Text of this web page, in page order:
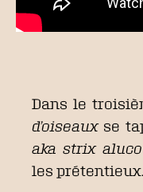
Dans le
d’oiseauxse
aka strix aluco
les